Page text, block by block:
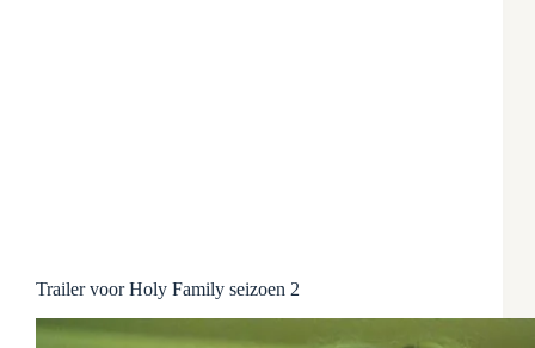
Trailer voor Holy Family seizoen 2